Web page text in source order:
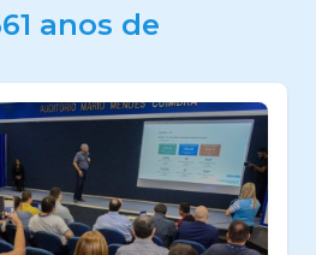
anos de